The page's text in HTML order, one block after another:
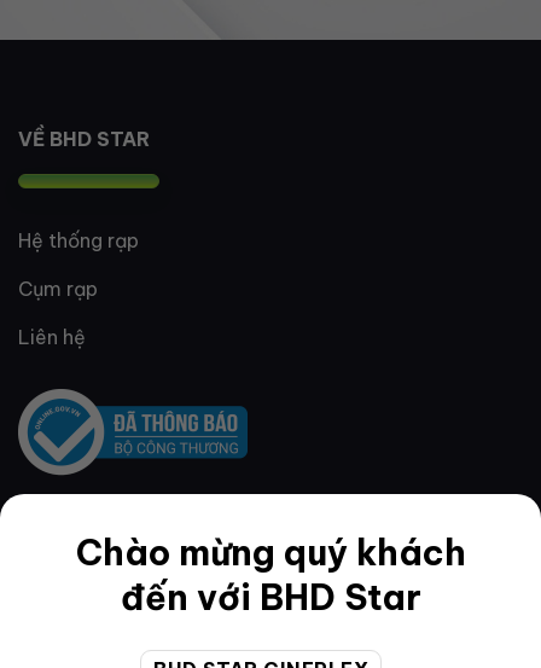
Chào mừng quý khách
đến với BHD Star
VỀ BHD STAR
Hệ thống rạp
Cụm rạp
Liên hệ
QUY ĐỊNH & ĐIỀU KHOẢN
Quy định thành viên